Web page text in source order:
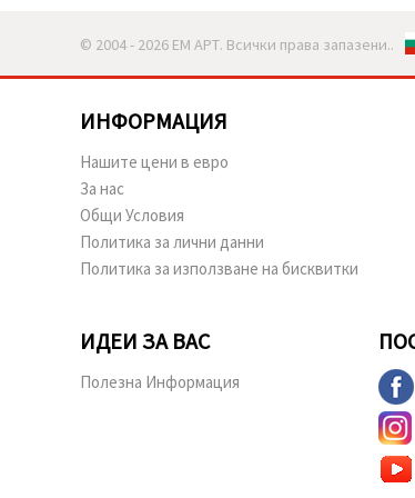
© 2004 - 2026 ЕМ АРТ. Всички права запазени..
ИНФОРМАЦИЯ
Нашите цени в евро
За нас
Общи Условия
Политика за лични данни
Политика за използване на бисквитки
ИДЕИ ЗА ВАС
Полезна Информация